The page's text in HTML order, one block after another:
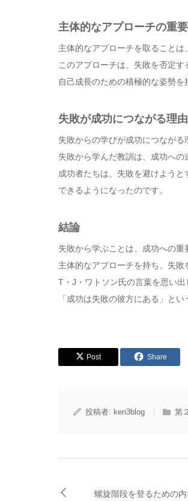
主体的なアプローチの重
主体的なアプローチを取ることは
このアプローチは、失敗を否定す
自己成長のための積極的な姿勢
失敗が成功につながる理由
失敗からの学びが成功につながる
失敗から学んだ教訓は、成功への
成功者たちは、失敗を避けよう
できるようになったのです。
結論
失敗から学ぶことは、成功への重
主体的なアプローチを持ち、失敗
T・J・ワトソン氏の言葉を思い出
「成功は失敗の彼方にある」と
Post Share
投稿者: ken3blog 第
螺旋階段を登るための